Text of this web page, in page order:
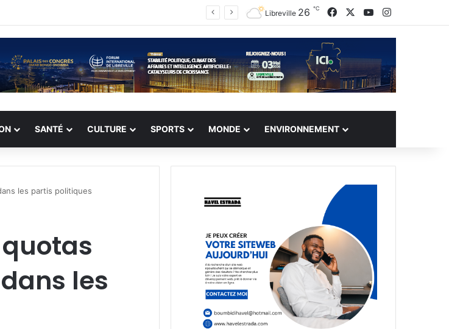
les enlèvements perdurent Libreville 26 ℃ FacebookYouTubeInstagram
SANTÉ CULTURE SPORTS MONDE ENVIRONNEMENT
les partis politiques
les